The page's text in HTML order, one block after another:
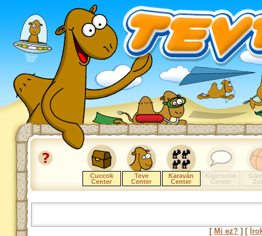
Cuccok
Center
Teve
Center
Karaván
Center
Kapcsolat
Center
[ Mi ez? ] [